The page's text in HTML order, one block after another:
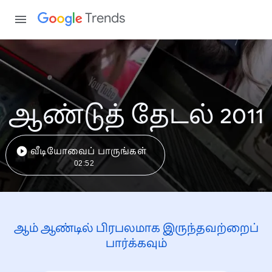
Trends
ஆண்டுத் தேடல் 2011
வீடியோவைப் பாருங்கள்
02:52
ஆம் ஆண்டில் பிரபலமாக இருந்தவற்றைப்
பார்க்கவும்